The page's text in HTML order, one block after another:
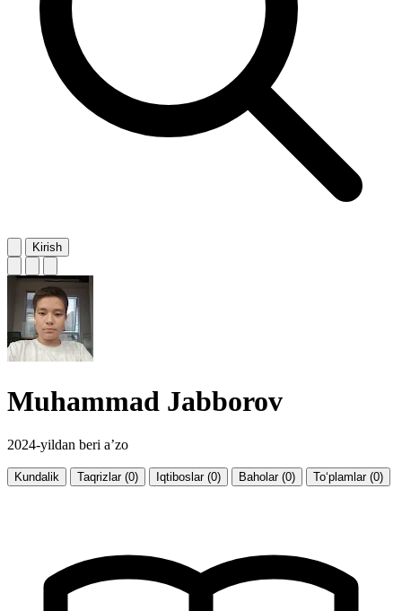
Kirish
Muhammad Jabborov
2024-yildan beri a’zo
Kundalik Taqrizlar (0) Iqtiboslar (0) Baholar (0) To‘plamlar (0)